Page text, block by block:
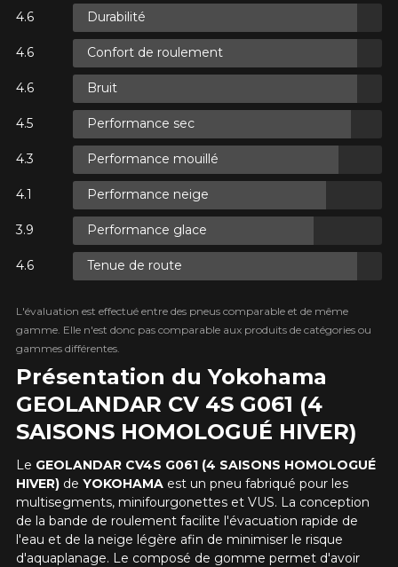
Présentation du Yokohama
GEOLANDAR CV 4S G061 (4
SAISONS HOMOLOGUÉ HIVER)
Le GEOLANDAR CV4S G061 (4 SAISONS HOMOLOGUÉ
HIVER)de YOKOHAMAest un pneu fabriqué pour les
multisegments, minifourgonettes et VUS. La conception
de la bande de roulement facilite l'évacuation rapide de
l'eau et de la neige légère afin de minimiser le risque
d'aquaplanage. Le composé de gomme permet d'avoir
Durabilité
Confort de roulement
Bruit
Performance sec
Performance mouillé
Performance neige
Performance glace
Tenue de route
L'évaluation est effectué entre des pneus comparable et de même
gamme. Elle n'est donc pas comparable aux produits de catégories ou
gammes différentes.
Votre avis concernant le
GEOLANDAR CV 4S G061 (4
SAISONS HOMOLOGUÉ
HIVER)
Nom